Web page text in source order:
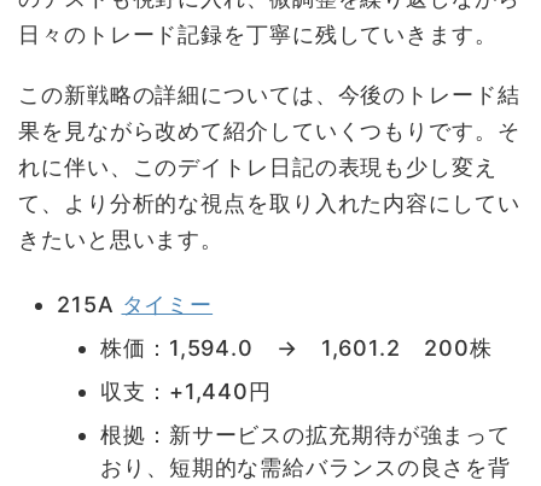
日々のトレード記録を丁寧に残していきます。
この新戦略の詳細については、今後のトレード結
果を見ながら改めて紹介していくつもりです。そ
れに伴い、このデイトレ日記の表現も少し変え
て、より分析的な視点を取り入れた内容にしてい
きたいと思います。
215A タイミー
株価：1,594.0 → 1,601.2 200株
収支：+1,440円
根拠：新サービスの拡充期待が強まって
おり、短期的な需給バランスの良さを背